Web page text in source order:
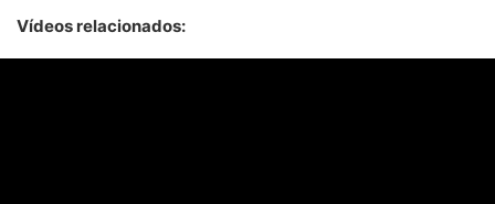
Vídeos relacionados: